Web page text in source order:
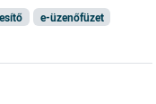
e-üzenőfüzet